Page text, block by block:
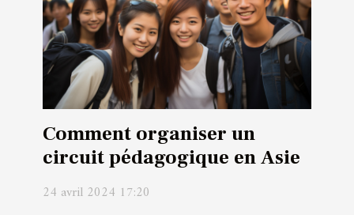
Comment organiser un
circuit pédagogique en Asie
24 avril 2024 17:20